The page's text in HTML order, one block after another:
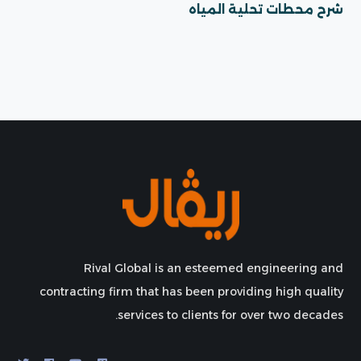
شرح محطات تحلية المياه
Rival Global is an esteemed engineering and
contracting firm that has been providing high quality
services to clients for over two decades.